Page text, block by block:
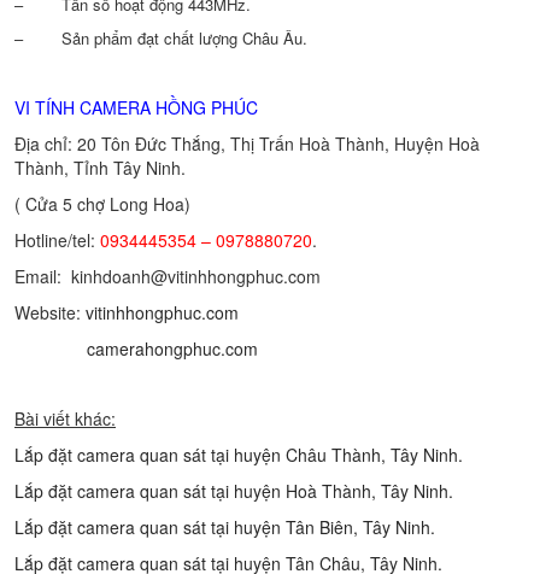
– Sản phẩm đạt chất lượng Châu Âu.
VI TÍNH CAMERA HỒNG PHÚC
Địa chỉ: 20 Tôn Đức Thắng, Thị Trấn Hoà Thành, Huyện Hoà
Thành, Tỉnh Tây Ninh.
( Cửa 5 chợ Long Hoa)
Hotline/tel: 0934445354 – 0978880720.
Email: kinhdoanh@vitinhhongphuc.com
Website: vitinhhongphuc.com
camerahongphuc.com
Bài viết khác:
Lắp đặt camera quan sát tại huyện Châu Thành, Tây Ninh.
Lắp đặt camera quan sát tại huyện Hoà Thành, Tây Ninh.
Lắp đặt camera quan sát tại huyện Tân Biên, Tây Ninh.
Lắp đặt camera quan sát tại huyện Tân Châu, Tây Ninh.